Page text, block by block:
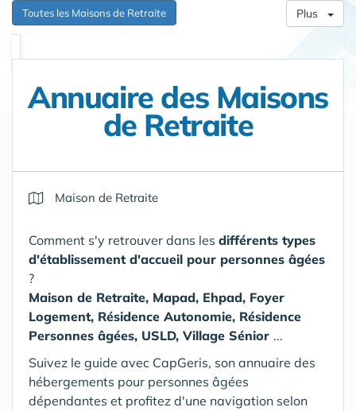
Toutes les Maisons de Retraite Plus
Annuaire des Maisons
de Retraite
Maison de Retraite
Comment s'y retrouver dans les différents types
d'établissement d'accueil pour personnes âgées
?
Maison de Retraite, Mapad, Ehpad, Foyer
Logement, Résidence Autonomie, Résidence
Personnes âgées, USLD, Village Sénior ...
Suivez le guide avec CapGeris, son annuaire des
hébergements pour personnes âgées
dépendantes et profitez d'une navigation selon